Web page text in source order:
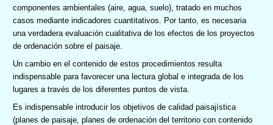
componentes ambientales (aire, agua, suelo), tratado en muchos
casos mediante indicadores cuantitativos. Por tanto, es necesaria
una verdadera evaluación cualitativa de los efectos de los proyectos
de ordenación sobre el paisaje.
Un cambio en el contenido de estos procedimientos resulta
indispensable para favorecer una lectura global e integrada de los
lugares a través de los diferentes puntos de vista.
Es indispensable introducir los objetivos de calidad paisajística
(planes de paisaje, planes de ordenación del territorio con contenido